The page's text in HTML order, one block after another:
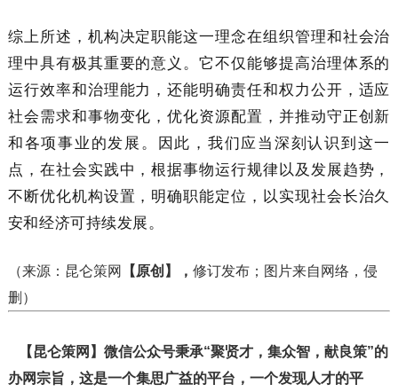
综上所述，机构决定职能这一理念在组织管理和社会治
理中具有极其重要的意义。它不仅能够提高治理体系的
运行效率和治理能力，还能明确责任和权力公开，适应
社会需求和事物变化，优化资源配置，并推动守正创新
和各项事业的发展。因此，我们应当深刻认识到这一
点，在社会实践中，根据事物运行规律以及发展趋势，
不断优化机构设置，明确职能定位，以实现社会长治久
安和经济可持续发展。
（来源： 昆仑策网 【原创】， 修订发布； 图片来自网络，侵
删）
【昆仑策网】微信公众号秉承“聚贤才，集众智，献良策”的
办网宗旨，这是一个集思广益的平台，一个发现人才的平